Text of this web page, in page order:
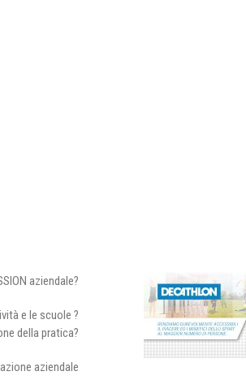
aziendale?
e le scuole ?
della pratica?
aziendale